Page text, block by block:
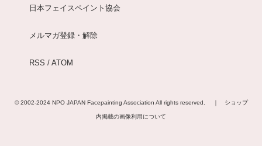
日本フェイスペイント協会
メルマガ登録・解除
RSS / ATOM
© 2002-2024 NPO JAPAN Facepainting Association All rights reserved. ｜ ショップ
内掲載の画像利用について